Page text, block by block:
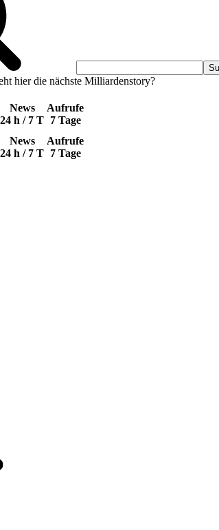
hier die nächste Milliardenstory?
News
24 h / 7 T
Aufrufe
7 Tage
News
24 h / 7 T
Aufrufe
7 Tage